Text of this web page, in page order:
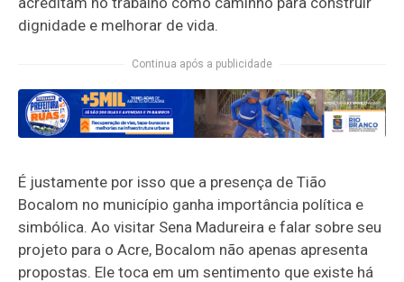
dignidade e melhorar de vida.
Continua após a publicidade
É justamente por isso que a presença de Tião
Bocalom no município ganha importância política e
simbólica. Ao visitar Sena Madureira e falar sobre seu
projeto para o Acre, Bocalom não apenas apresenta
propostas. Ele toca em um sentimento que existe há